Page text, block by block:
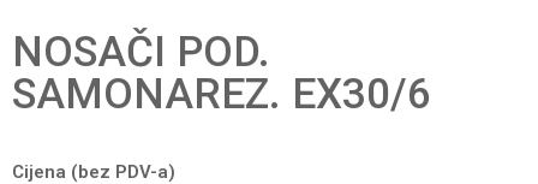
NOSAČI POD.
SAMONAREZ. EX30/6
Cijena (bez PDV-a)